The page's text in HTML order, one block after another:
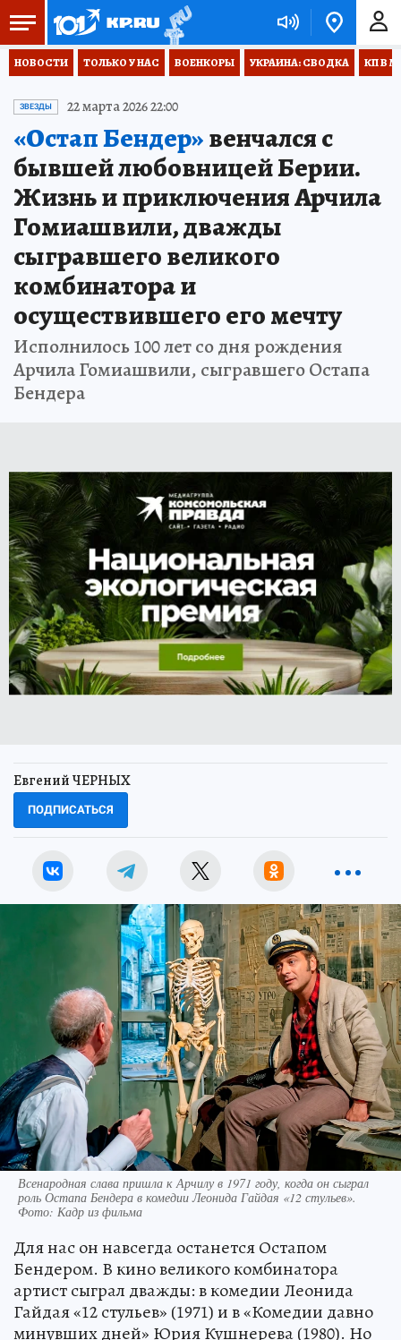
НОВОСТИ ТОЛЬКО У НАС ВОЕНКОРЫ УКРАИНА: СВОДКА КП В
ЗВЕЗДЫ 22 марта 2026 22:00
«Остап Бендер»венчался с
бывшей любовницей Берии.
Жизнь и приключения Арчила
Гомиашвили, дважды
сыгравшего великого
комбинатора и
осуществившего его мечту
Исполнилось 100 лет со дня рождения
Арчила Гомиашвили, сыгравшего Остапа
Бендера
Евгений ЧЕРНЫХ
ПОДПИСАТЬСЯ
Всенародная слава пришла к Арчилу в 1971 году, когда он сыграл
роль Остапа Бендера в комедии Леонида Гайдая «12 стульев».
Фото: Кадр из фильма
Для нас он навсегда останется Остапом
Бендером. В кино великого комбинатора
артист сыграл дважды: в комедии Леонида
Гайдая «12 стульев» (1971) и в «Комедии давно
минувших дней» Юрия Кушнерева (1980). Но